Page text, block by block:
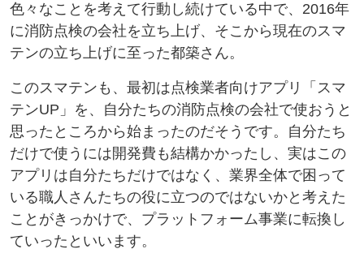
色々なことを考えて行動し続けている中で、2016年
に消防点検の会社を立ち上げ、そこから現在のスマ
テンの立ち上げに至った都築さん。
このスマテンも、最初は点検業者向けアプリ「スマ
テンUP」を、自分たちの消防点検の会社で使おうと
思ったところから始まったのだそうです。自分たち
だけで使うには開発費も結構かかったし、実はこの
アプリは自分たちだけではなく、業界全体で困って
いる職人さんたちの役に立つのではないかと考えた
ことがきっかけで、プラットフォーム事業に転換し
ていったといいます。